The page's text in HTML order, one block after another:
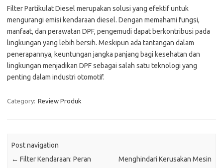
Filter Partikulat Diesel merupakan solusi yang efektif untuk
mengurangi emisi kendaraan diesel. Dengan memahami fungsi,
manfaat, dan perawatan DPF, pengemudi dapat berkontribusi pada
lingkungan yang lebih bersih. Meskipun ada tantangan dalam
penerapannya, keuntungan jangka panjang bagi kesehatan dan
lingkungan menjadikan DPF sebagai salah satu teknologi yang
penting dalam industri otomotif.
Category: Review Produk
Post navigation
← Filter Kendaraan: Peran
Menghindari Kerusakan Mesin